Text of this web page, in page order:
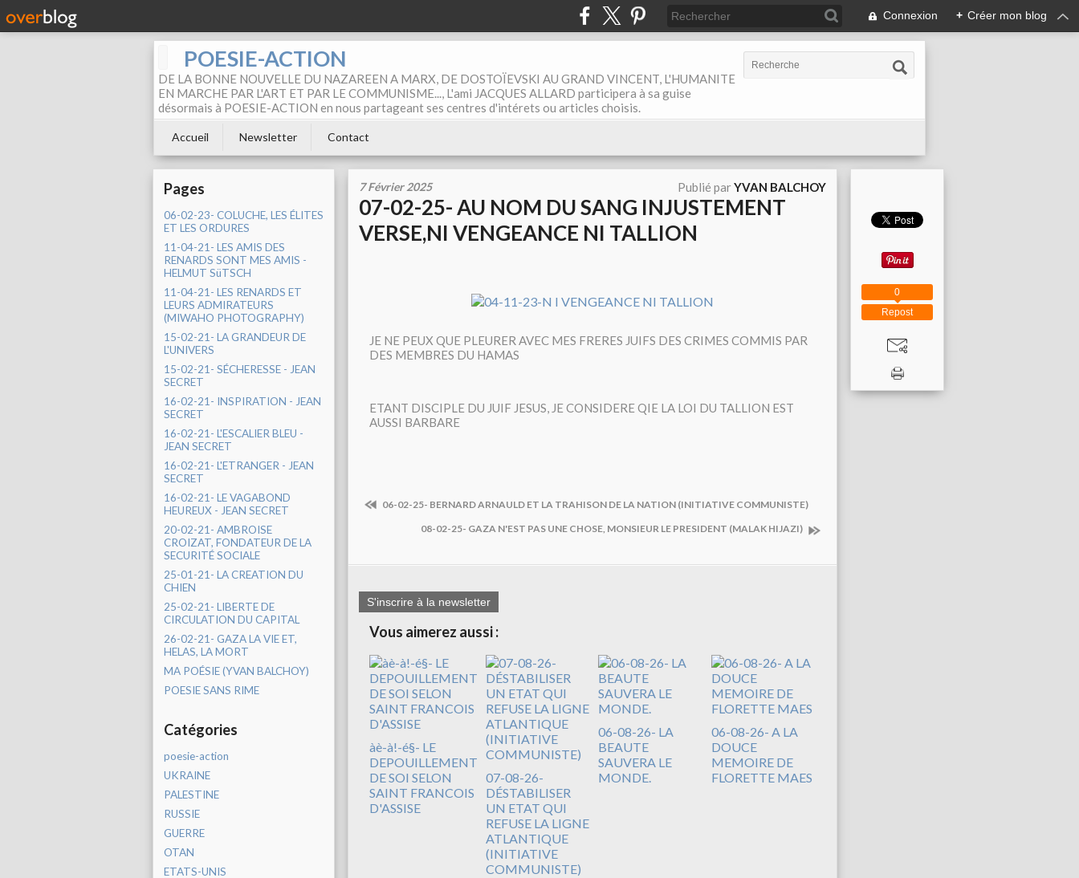
Connexion + Créer mon blog
POESIE-ACTION
DE LA BONNE NOUVELLE DU NAZAREEN A MARX, DE DOSTOÏEVSKI AU GRAND VINCENT, L'HUMANITE
EN MARCHE PAR L'ART ET PAR LE COMMUNISME..., L'ami JACQUES ALLARD participera à sa guise
désormais à POESIE-ACTION en nous partageant ses centres d'intérets ou articles choisis.
Accueil Newsletter Contact
Pages
06-02-23- COLUCHE, LES ÉLITES
ET LES ORDURES
11-04-21- LES AMIS DES
RENARDS SONT MES AMIS -
HELMUT SüTSCH
11-04-21- LES RENARDS ET
LEURS ADMIRATEURS
(MIWAHO PHOTOGRAPHY)
15-02-21- LA GRANDEUR DE
L'UNIVERS
15-02-21- SÉCHERESSE - JEAN
SECRET
16-02-21- INSPIRATION - JEAN
SECRET
16-02-21- L'ESCALIER BLEU -
JEAN SECRET
16-02-21- L'ETRANGER - JEAN
SECRET
16-02-21- LE VAGABOND
HEUREUX - JEAN SECRET
20-02-21- AMBROISE
CROIZAT, FONDATEUR DE LA
SECURITÉ SOCIALE
25-01-21- LA CREATION DU
CHIEN
25-02-21- LIBERTE DE
CIRCULATION DU CAPITAL
26-02-21- GAZA LA VIE ET,
HELAS, LA MORT
MA POÉSIE (YVAN BALCHOY)
POESIE SANS RIME
Catégories
poesie-action
UKRAINE
PALESTINE
RUSSIE
GUERRE
OTAN
ETATS-UNIS
7 Février 2025 Publié parYVAN BALCHOY
07-02-25- AU NOM DU SANG INJUSTEMENT
VERSE,NI VENGEANCE NI TALLION
JE NE PEUX QUE PLEURER AVEC MES FRERES JUIFS DES CRIMES COMMIS PAR
DES MEMBRES DU HAMAS
ETANT DISCIPLE DU JUIF JESUS, JE CONSIDERE QIE LA LOI DU TALLION EST
AUSSI BARBARE
06-02-25- BERNARD ARNAULD ET LA TRAHISON DE LA NATION (INITIATIVE COMMUNISTE)
08-02-25- GAZA N'EST PAS UNE CHOSE, MONSIEUR LE PRESIDENT (MALAK HIJAZI)
S'inscrire à la newsletter
Vous aimerez aussi :
àè-à!-é§- LE
DEPOUILLEMENT
DE SOI SELON
SAINT FRANCOIS
D'ASSISE
07-08-26-
DÉSTABILISER
UN ETAT QUI
REFUSE LA LIGNE
ATLANTIQUE
(INITIATIVE
COMMUNISTE)
06-08-26- LA
BEAUTE
SAUVERA LE
MONDE.
06-08-26- A LA
DOUCE
MEMOIRE DE
FLORETTE MAES
Repost
0